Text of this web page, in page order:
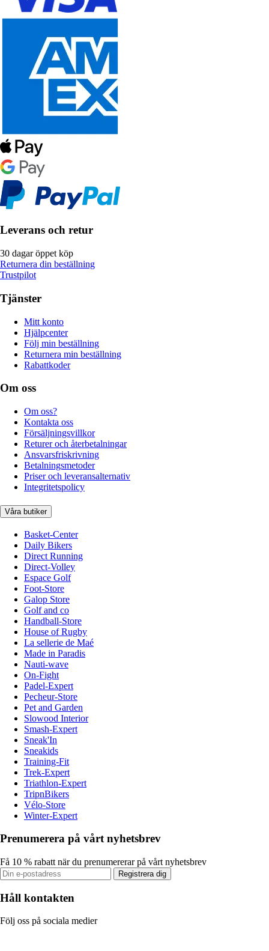
Leverans och retur
30 dagar öppet köp
Returnera din beställning
Trustpilot
Tjänster
Mitt konto
Hjälpcenter
Följ min beställning
Returnera min beställning
Rabattkoder
Om oss
Om oss?
Kontakta oss
Försäljningsvillkor
Returer och återbetalningar
Ansvarsfriskrivning
Betalningsmetoder
Priser och leveransalternativ
Integritetspolicy
Våra butiker
Basket-Center
Daily Bikers
Direct Running
Direct-Volley
Espace Golf
Foot-Store
Galop Store
Golf and co
Handball-Store
House of Rugby
La sellerie de Maé
Made in Paradis
Nauti-wave
On-Fight
Padel-Expert
Pecheur-Store
Pet and Garden
Slowood Interior
Smash-Expert
Sneak'In
Sneakids
Training-Fit
Trek-Expert
Triathlon-Expert
TripnBikers
Vélo-Store
Winter-Expert
Prenumerera på vårt nyhetsbrev
Få 10 % rabatt när du prenumererar på vårt nyhetsbrev
Registrera dig
Håll kontakten
Följ oss på sociala medier